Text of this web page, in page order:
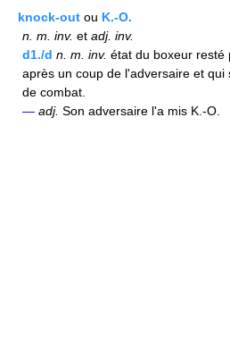
knock-out ou K.-O.
n. m. inv. et adj. inv.
d1./d n. m. inv. état du boxeur resté
après un coup de l'adversaire et
de combat.
— adj. Son adversaire l'a mis K.-O.